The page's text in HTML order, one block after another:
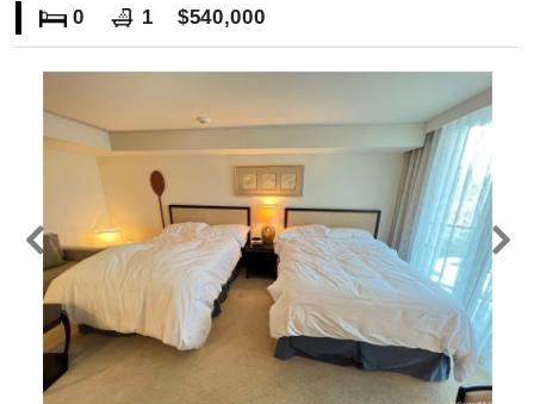
0 1 $540,000